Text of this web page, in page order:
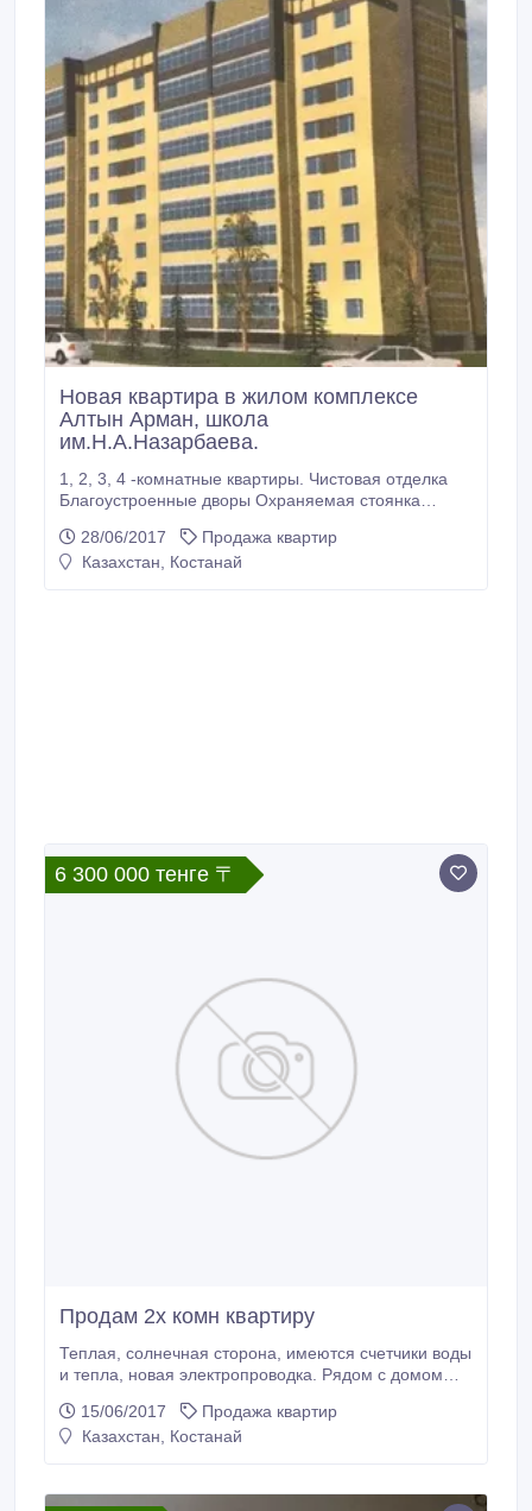
Новая квартира в жилом комплексе
Алтын Арман, школа
им.Н.А.Назарбаева.
1, 2, 3, 4 -комнатные квартиры. Чистовая отделка
Благоустроенные дворы Охраняемая стоянка
толщина несущих стен) Гибкие условия оплаты
1м.кв. от 142.000 тенге Имеются Таун-Хаусы (дома)
28/06/2017
Продажа квартир
Казахстан, Костанай
6 300 000 тенге 〒
Продам 2х комн квартиру
Теплая, солнечная сторона, имеются счетчики воды
и тепла, новая электропроводка. Рядом с домом
строительный колледж, 23 и 18 школы, дет.садик.
Звоните, пишите 87057696155 , отвечу на все
15/06/2017
Продажа квартир
Казахстан, Костанай